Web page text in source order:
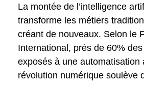
La montée de l’intelligence
transforme les métiers
créant de nouveaux. Selon le
International, près de 60%
exposés à une automatisation
révolution numérique soulève